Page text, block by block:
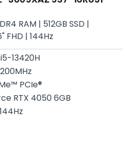
RAM | 512GB SSD |
FHD | 144Hz
13420H
PCIe®
RTX 4050 6GB